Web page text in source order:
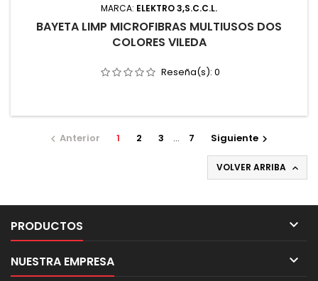
MARCA: ELEKTRO 3,S.C.C.L.
BAYETA LIMP MICROFIBRAS MULTIUSOS DOS
COLORES VILEDA
Reseña(s): 0
 Anterior 1 2 3 … 7 Siguiente 
VOLVER ARRIBA 
PRODUCTOS 
NUESTRA EMPRESA 